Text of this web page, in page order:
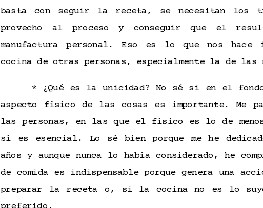
basta con seguir la receta, se necesitan los
provecho al proceso y conseguir que el
manufactura personal. Eso es lo que nos
cocina de otras personas, especialmente la de las
* ¿Qué es la unicidad? No sé si en el
aspecto físico de las cosas es importante. Me
las personas, en las que el físico es lo de
sí es esencial. Lo sé bien porque me he
años y aunque nunca lo había considerado, he
de comida es indispensable porque genera una
preparar la receta o, si la cocina no es lo